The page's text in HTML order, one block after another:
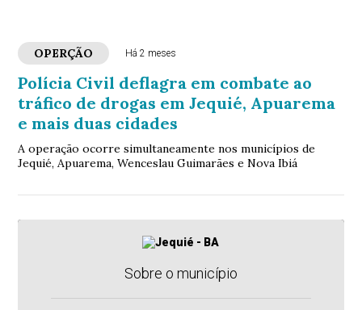
OPERÇÃO Há 2 meses
Polícia Civil deflagra em combate ao
tráfico de drogas em Jequié, Apuarema
e mais duas cidades
A operação ocorre simultaneamente nos municípios de
Jequié, Apuarema, Wenceslau Guimarães e Nova Ibiá
Sobre o município